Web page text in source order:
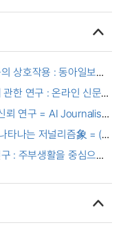
상호작용 : 동아일보와
between online
a case study on the
한 연구 : 온라인 신문과
the possibility of
: with reference
and SO
타나는 저널리즘象 = (A)
in the 'media
companies
: 주부생활을 중심으로
: the case of